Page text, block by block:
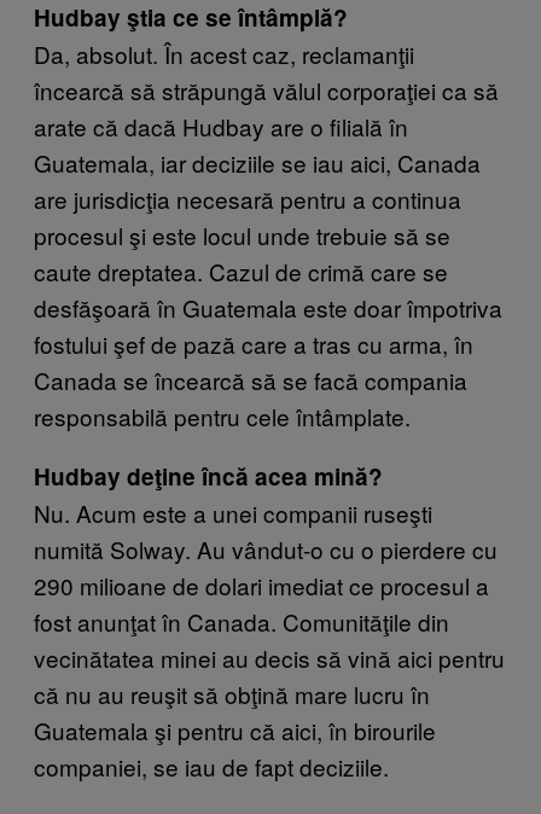
Hudbay ştia ce se întâmplă?
Da, absolut. În acest caz, reclamanţii
încearcă să străpungă vălul corporaţiei ca să
arate că dacă Hudbay are o filială în
Guatemala, iar deciziile se iau aici, Canada
are jurisdicţia necesară pentru a continua
procesul şi este locul unde trebuie să se
caute dreptatea. Cazul de crimă care se
desfăşoară în Guatemala este doar împotriva
fostului şef de pază care a tras cu arma, în
Canada se încearcă să se facă compania
responsabilă pentru cele întâmplate.
Hudbay deţine încă acea mină?
Nu. Acum este a unei companii ruseşti
numită Solway. Au vândut-o cu o pierdere cu
290 milioane de dolari imediat ce procesul a
fost anunţat în Canada. Comunităţile din
vecinătatea minei au decis să vină aici pentru
că nu au reuşit să obţină mare lucru în
Guatemala şi pentru că aici, în birourile
companiei, se iau de fapt deciziile.